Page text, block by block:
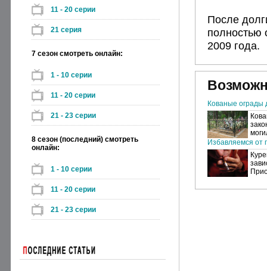
11 - 20 серии
21 серия
7 сезон смотреть онлайн:
1 - 10 серии
11 - 20 серии
21 - 23 серии
8 сезон (последний) смотреть
онлайн:
1 - 10 серии
11 - 20 серии
21 - 23 серии
После
полностью
2009 года.
Кованые ограды
Избавляемся от